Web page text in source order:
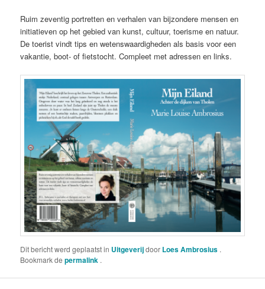
Ruim zeventig portretten en verhalen van bijzondere mensen en
initiatieven op het gebied van kunst, cultuur, toerisme en natuur.
De toerist vindt tips en wetenswaardigheden als basis voor een
vakantie, boot- of fietstocht. Compleet met adressen en links.
Dit bericht werd geplaatst in Uitgeverijdoor Loes Ambrosius .
Bookmark depermalink .